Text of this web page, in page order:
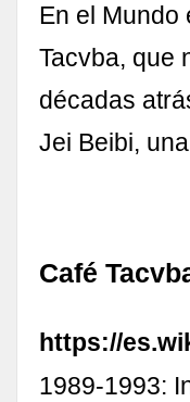
En el Mundo
Tacvba, que
décadas
Jei Beibi,
Café
https://
1989-1993: